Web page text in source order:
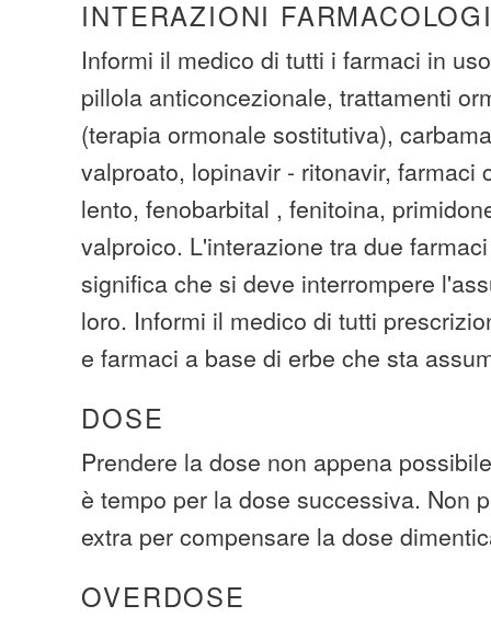
INTERAZIONI
Informi il medico di tutti i farmaci in
pillola anticoncezionale, trattamenti
(terapia ormonale sostitutiva),
valproato, lopinavir - ritonavir, farmaci
lento, fenobarbital , fenitoina,
valproico. L'interazione tra due
significa che si deve interrompere
loro. Informi il medico di tutti
e farmaci a base di erbe che sta
DOSE
Prendere la dose non appena
è tempo per la dose successiva. Non
extra per compensare la dose
OVERDOSE